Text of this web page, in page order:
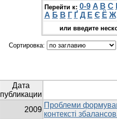
Перейти к: 0-9 A B C
А Б В Г Ґ Д Е Є Ё Ж
или введите
Сортировка:
Дата
публикации
2009
Проблеми
контексті